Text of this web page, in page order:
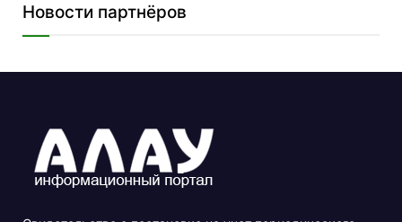
Новости партнёров